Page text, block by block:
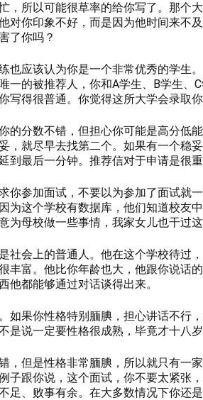
，所以可能很草率的给你写了。那
对你印象不好，而是因为他时间来
了你吗？
也应该认为你是一个非常优秀的学
一的被推荐人，你和A学生、B学生
写得很普通。你觉得这所大学会录取你
的分数不错，但担心你可能是高分
，就尽早去找第二个。如果有一个
最后一分钟。推荐信对于申请是很
你参加面试，不要以为参加了面试
为这个学校有数据库，他们知道校
母校做一些事情，我家女儿也干过这
社会上的普通人。他在这个学校待
富。他比你年龄也大，他跟你说话
他都能够通过对话谈得出来。
如果你性格特别腼腆，担心讲话不
说一定要性格很成熟，毕竟才十八
，但是性格非常腼腆，所以就只有
子跟你说，这个面试，你不要太紧
、败事有余。在大多数情况下你还